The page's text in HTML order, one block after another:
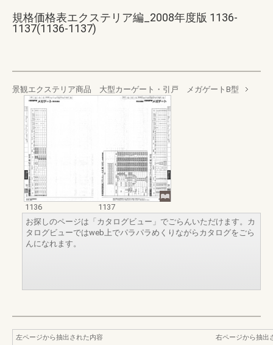
規格価格表エクステリア編_2008年度版 1136-
1137(1136-1137)
景観エクステリア商品 大型カーゲート・引戸 メガゲートB型
1136
1137
お探しのページは「カタログビュー」でごらんいただけます。カ
タログビューではweb上でパラパラめくりながらカタログをごら
んになれます。
左ページから抽出された内容
右ページから抽出